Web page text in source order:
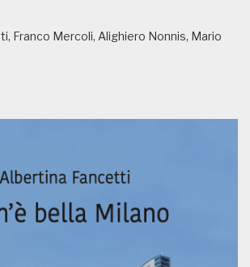
Franco Mercoli, Alighiero Nonnis, Mario